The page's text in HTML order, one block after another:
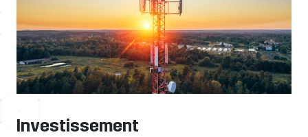
Investissement